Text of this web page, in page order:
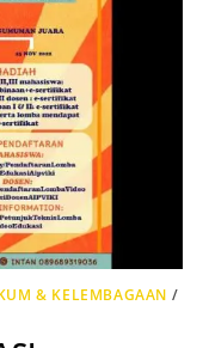
& KELEMBAGAAN /